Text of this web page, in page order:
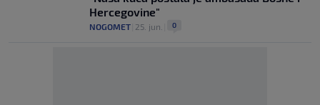
Hercegovine"
NOGOMET 25. jun. 0